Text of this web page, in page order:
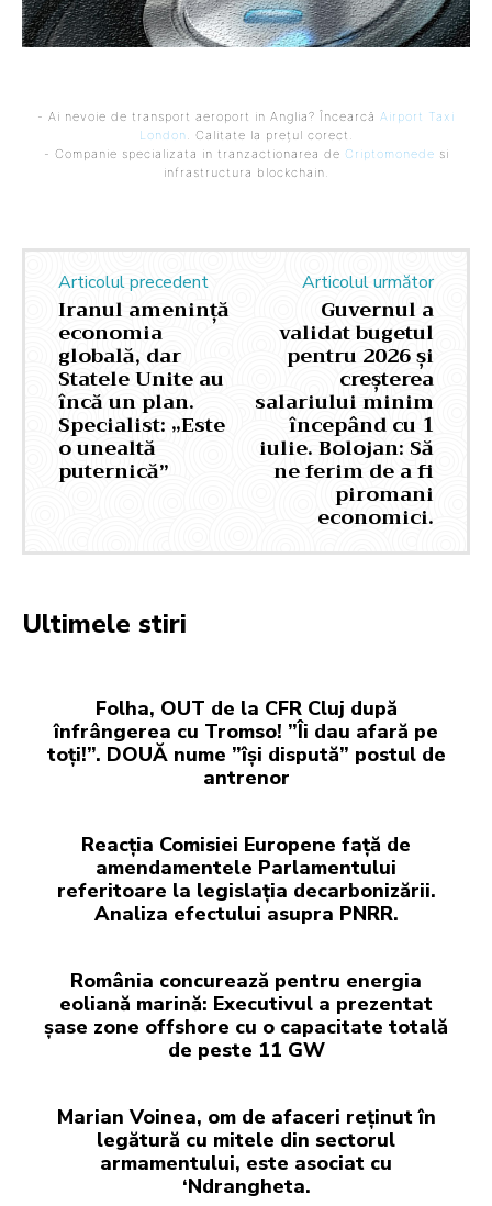
- Ai nevoie de transport aeroport in Anglia? Încearcă Airport Taxi
London. Calitate la prețul corect.
- Companie specializata in tranzactionarea de Criptomonede si
infrastructura blockchain.
Articolul precedent
Iranul amenință
economia
globală, dar
Statele Unite au
încă un plan.
Specialist: „Este
o unealtă
puternică”
Articolul următor
Guvernul a
validat bugetul
pentru 2026 și
creșterea
salariului minim
începând cu 1
iulie. Bolojan: Să
ne ferim de a fi
piromani
economici.
Ultimele stiri
Folha, OUT de la CFR Cluj după
înfrângerea cu Tromso! ”Îi dau afară pe
toți!”. DOUĂ nume ”își dispută” postul de
antrenor
Reacția Comisiei Europene față de
amendamentele Parlamentului
referitoare la legislația decarbonizării.
Analiza efectului asupra PNRR.
România concurează pentru energia
eoliană marină: Executivul a prezentat
șase zone offshore cu o capacitate totală
de peste 11 GW
Marian Voinea, om de afaceri reținut în
legătură cu mitele din sectorul
armamentului, este asociat cu
‘Ndrangheta.